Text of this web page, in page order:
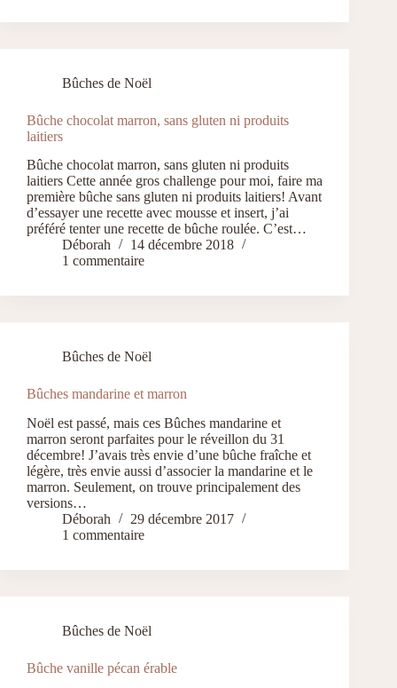
Bûches de Noël
Bûche chocolat marron, sans gluten ni produits
laitiers
Bûche chocolat marron, sans gluten ni produits
laitiers Cette année gros challenge pour moi, faire ma
première bûche sans gluten ni produits laitiers! Avant
d’essayer une recette avec mousse et insert, j’ai
préféré tenter une recette de bûche roulée. C’est…
Déborah
14 décembre 2018
1 commentaire
Bûches de Noël
Bûches mandarine et marron
Noël est passé, mais ces Bûches mandarine et
marron seront parfaites pour le réveillon du 31
décembre! J’avais très envie d’une bûche fraîche et
légère, très envie aussi d’associer la mandarine et le
marron. Seulement, on trouve principalement des
versions…
Déborah
29 décembre 2017
1 commentaire
Bûches de Noël
Bûche vanille pécan érable